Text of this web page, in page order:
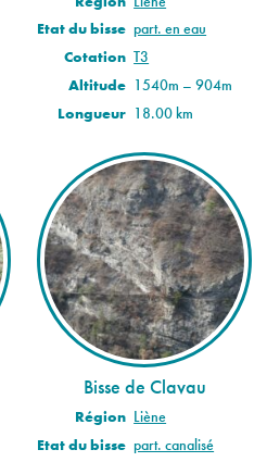
Etat du bisse part. en eau
Cotation T3
Altitude 1540m – 904m
Longueur 18.00 km
Bisse de Clavau
Région Liène
Etat du bisse part. canalisé